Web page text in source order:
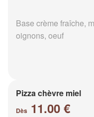
Base crème fraîche,
oignons, oeuf
Pizza chèvre miel
Dès 11.00 €